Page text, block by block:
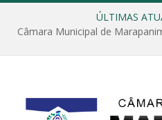
ÚLTIMAS